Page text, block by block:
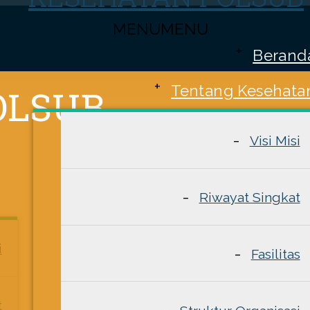
MENUMENU
Tentang
Visi Misi
Riwayat Singkat
Fasilitas